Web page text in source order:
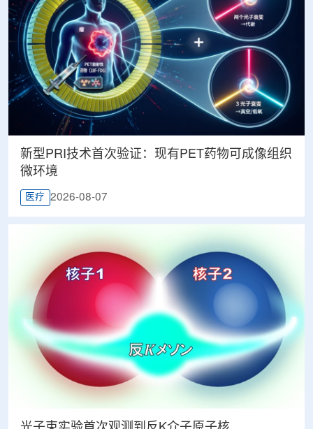
新型PRI技术首次验证：现有PET药物可成像组织
微环境
医疗 2026-08-07